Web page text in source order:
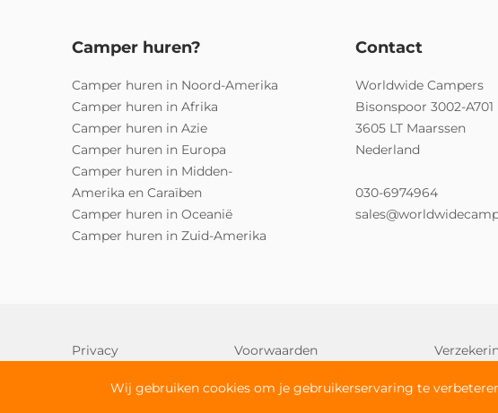
Wij gebruiken cookies om je gebruikerservaring te
Camper huren?
Camper huren in Noord-Amerika
Camper huren in Afrika
Camper huren in Azie
Camper huren in Europa
Camper huren in Midden-
Amerika en Caraïben
Camper huren in Oceanië
Camper huren in Zuid-Amerika
Contact
Worldwide Campers
Bisonspoor 3002-A701
3605 LT Maarssen
Nederland
030-6974964
Privacy Voorwaarden